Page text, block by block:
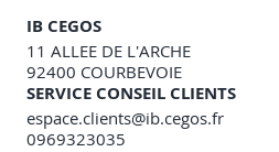
IB CEGOS
11 ALLEE DE L'ARCHE
92400 COURBEVOIE
SERVICE CONSEIL CLIENTS
espace.clients@ib.cegos.fr
0969323035